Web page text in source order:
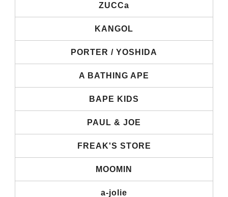
ZUCCa
KANGOL
PORTER / YOSHIDA
A BATHING APE
BAPE KIDS
PAUL & JOE
FREAK'S STORE
MOOMIN
a-jolie